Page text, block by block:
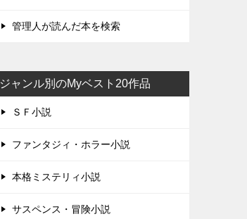
管理人が読んだ本を検索
ジャンル別のMyベスト20作品
ＳＦ小説
ファンタジィ・ホラー小説
本格ミステリィ小説
サスペンス・冒険小説